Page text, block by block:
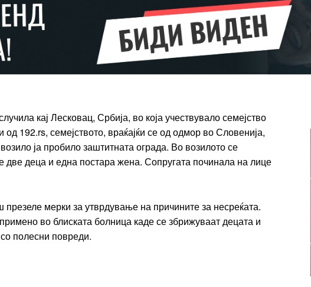
ПЛАН
sit
ac
tortor
dolor
$100 / yearplaceholder text
Etiam est nibh, lobortis sit
Praesent euismod ac
Orci varius natoque dolor
Yearly pricing
кај Лесковац, Србија, во која учествувало семејство
192.rs, семејството, враќајќи се од одмор во Словенија,
ја пробило заштитната ограда. Во возилото се
две деца и една постара жена. Сопругата починала на лице
мерки за утврдување на причините за несреќата.
во блиската болница каде се збрижуваат децата и
полесни повреди.